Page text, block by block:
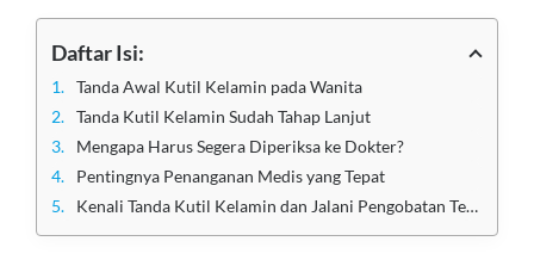
Daftar Isi:
Tanda Awal Kutil Kelamin pada Wanita
Tanda Kutil Kelamin Sudah Tahap Lanjut
Mengapa Harus Segera Diperiksa ke Dokter?
Pentingnya Penanganan Medis yang Tepat
Kenali Tanda Kutil Kelamin dan Jalani Pengobatan Tepat di Klinik Utama Sentosa